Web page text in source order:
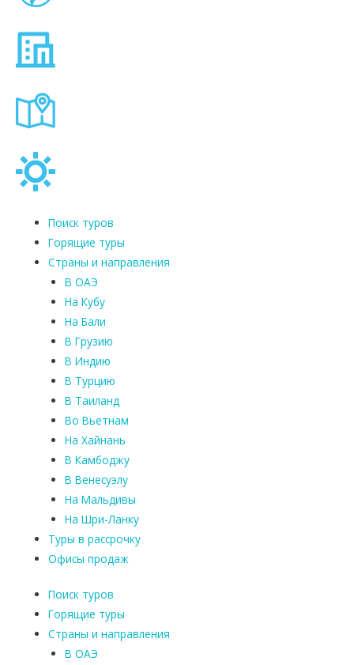
Поиск туров
Горящие туры
Страны и направления
В ОАЭ
На Кубу
На Бали
В Грузию
В Индию
В Турцию
В Таиланд
Во Вьетнам
На Хайнань
В Камбоджу
В Венесуэлу
На Мальдивы
На Шри-Ланку
Туры в рассрочку
Офисы продаж
Поиск туров
Горящие туры
Страны и направления
В ОАЭ